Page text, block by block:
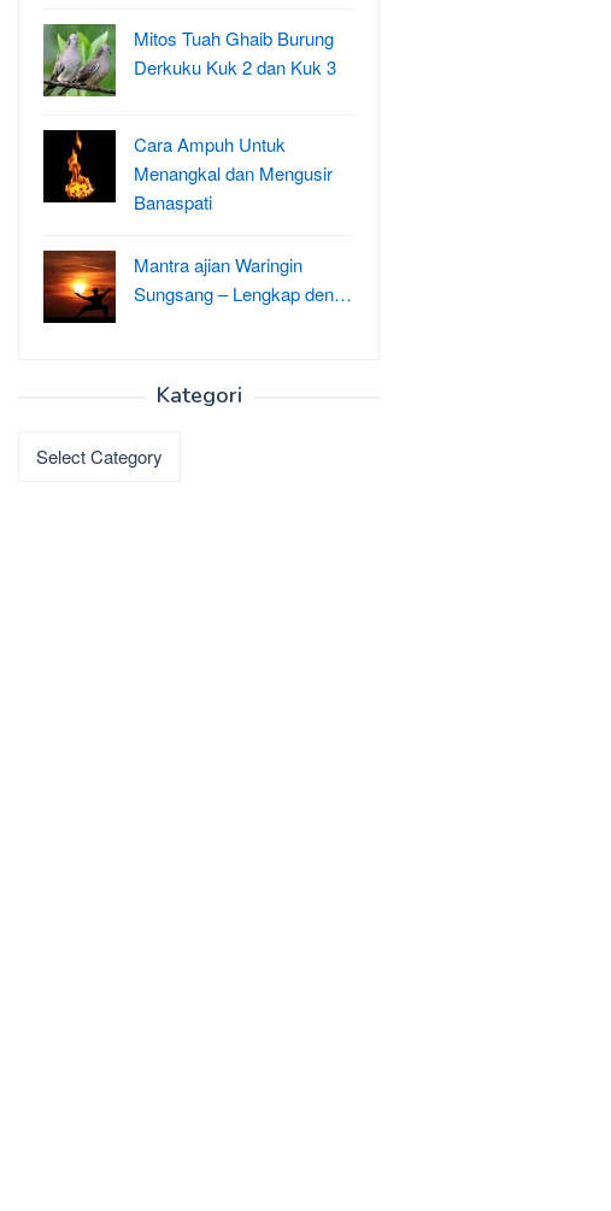
Mitos Tuah Ghaib Burung
Derkuku Kuk 2 dan Kuk 3
Cara Ampuh Untuk
Menangkal dan Mengusir
Banaspati
Mantra ajian Waringin
Sungsang – Lengkap den…
Kategori
Kategori